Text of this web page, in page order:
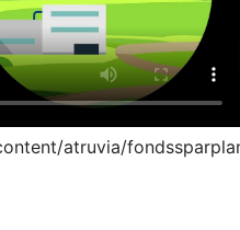
atruvia/